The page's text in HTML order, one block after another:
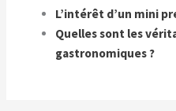
L’intérêt d’un mini
Quelles sont les
gastronomiques ?